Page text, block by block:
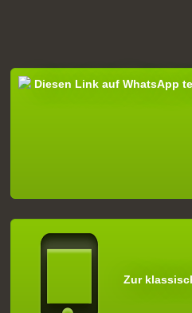
Diesen Link auf WhatsApp
Zur